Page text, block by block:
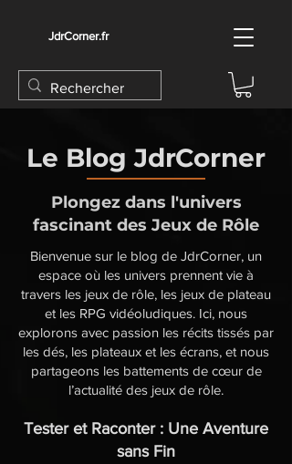
JdrCorner.fr
Le Blog JdrCorner
Plongez dans l'univers
fascinant des Jeux de Rôle
Bienvenue sur le blog de JdrCorner, un
espace où les univers prennent vie à
travers les jeux de rôle, les jeux de plateau
et les RPG vidéoludiques. Ici, nous
explorons avec passion les récits tissés par
les dés, les plateaux et les écrans, et nous
partageons les battements de cœur de
l’actualité des jeux de rôle.
Tester et Raconter : Une Aventure
sans Fin